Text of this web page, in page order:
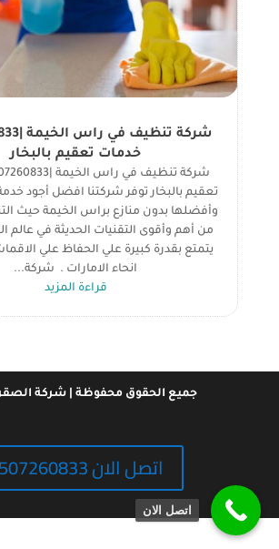
خدمات تعقيم بالبخار
تعقيم بالبخار توفر شركتنا افضل أجود
وأفضلها بدون منازع براس الخيمة حيث
من أهم وأقوى التقنيات الحديثة في عالم
يتمتع بقدرة كبيرة علي الحفاظ علي
انحاء الامارات . شركة...
قراءة المزيد
جميع الحقوق محفوظة | شركة
اتصل الان 0507260833
اتصل الان